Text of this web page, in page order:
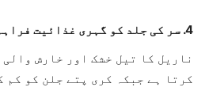
4. سر کی جلد کو گہری غذائیت فراہم کرتا ہے
ناریل کا تیل خشک اور خارش
کرتا ہے جبکہ کری پتے جلن کو کم